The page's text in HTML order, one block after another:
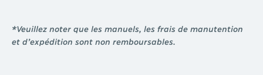
*Veuillez noter que les manuels, les frais de manutention
et d’expédition sont non remboursables.